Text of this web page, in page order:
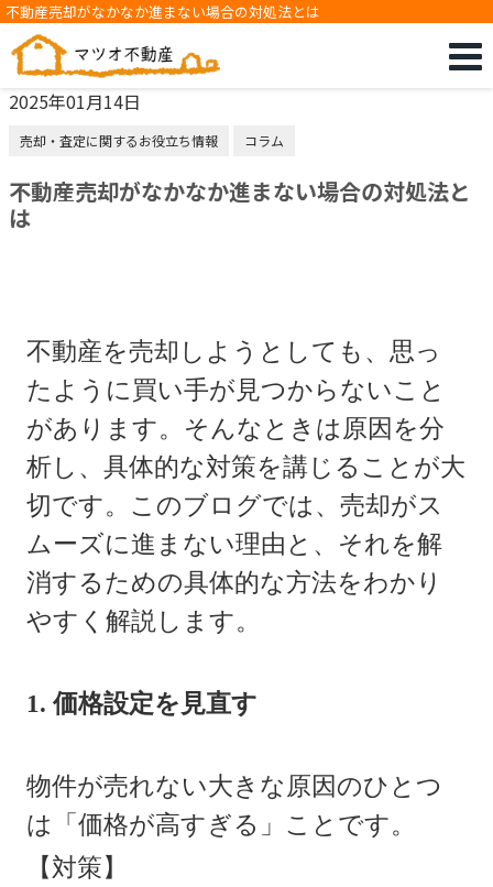
不動産売却がなかなか進まない場合の対処法とは
2025年01月14日
売却・査定に関するお役立ち情報 コラム
不動産売却がなかなか進まない場合の対処法と
は
不動産を売却しようとしても、思っ
たように買い手が見つからないこと
があります。そんなときは原因を分
析し、具体的な対策を講じることが大
切です。このブログでは、売却がス
ムーズに進まない理由と、それを解
消するための具体的な方法をわかり
やすく解説します。
1. 価格設定を見直す
物件が売れない大きな原因のひとつ
は「価格が高すぎる」ことです。
【対策】